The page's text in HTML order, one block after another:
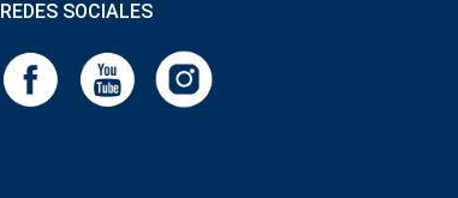
REDES SOCIALES